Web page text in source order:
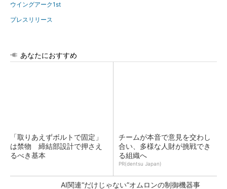
ウイングアーク1st
プレスリリース
あなたにおすすめ
「取りあえずボルトで固定」
は禁物 締結部設計で押さえ
るべき基本
チームが本音で意見を交わし
合い、多様な人財が挑戦でき
る組織へ
PR(dentsu Japan)
AI関連“だけじゃない”オムロンの制御機器事